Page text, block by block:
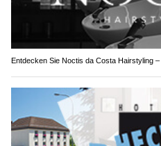
Entdecken Sie Noctis da Costa Hairstyling